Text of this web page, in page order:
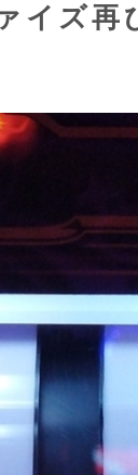
イズ再